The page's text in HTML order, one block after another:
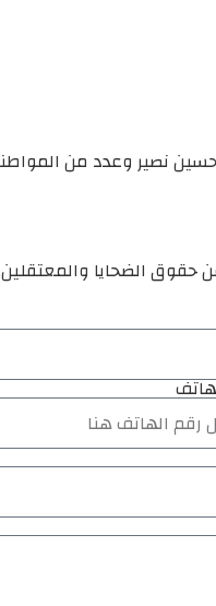
نصير وعدد من
حقوق الضحايا